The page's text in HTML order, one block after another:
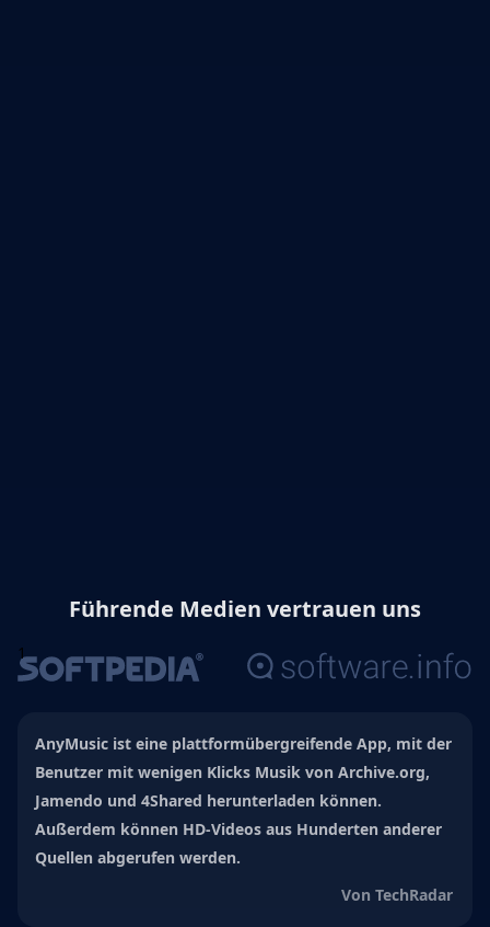
Führende Medien vertrauen uns
1
AnyMusic ist eine plattformübergreifende App, mit der
Benutzer mit wenigen Klicks Musik von Archive.org,
Jamendo und 4Shared herunterladen können.
Außerdem können HD-Videos aus Hunderten anderer
Quellen abgerufen werden.
Von TechRadar